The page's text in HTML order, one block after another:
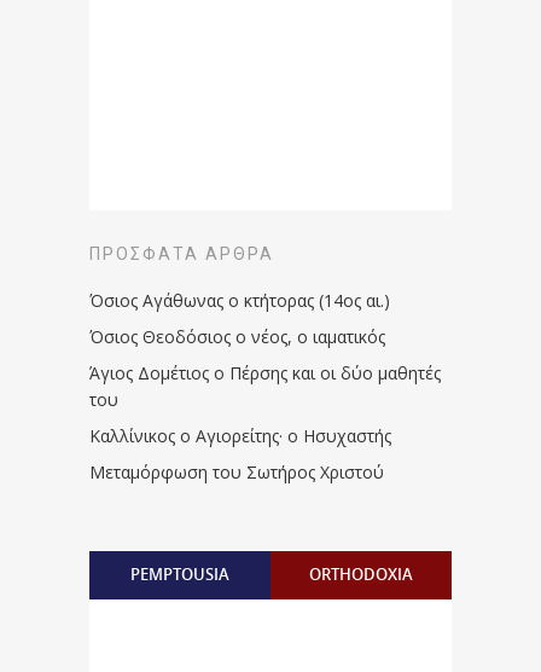
ΠΡΌΣΦΑΤΑ ΆΡΘΡΑ
Όσιος Αγάθωνας ο κτήτορας (14ος αι.)
Όσιος Θεοδόσιος ο νέος, ο ιαματικός
Άγιος Δομέτιος ο Πέρσης και οι δύο μαθητές
του
Καλλίνικος ο Αγιορείτης · ο Ησυχαστής
Μεταμόρφωση του Σωτήρος Χριστού
PEMPTOUSIA ORTHODOXIA